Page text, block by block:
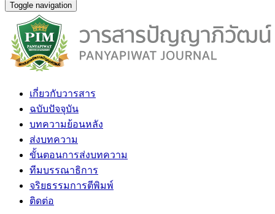
Toggle navigation
เกี่ยวกับวารสาร
ฉบับปัจจุบัน
บทความย้อนหลัง
ส่งบทความ
ขั้นตอนการส่งบทความ
ทีมบรรณาธิการ
จริยธรรมการตีพิมพ์
ติดต่อ